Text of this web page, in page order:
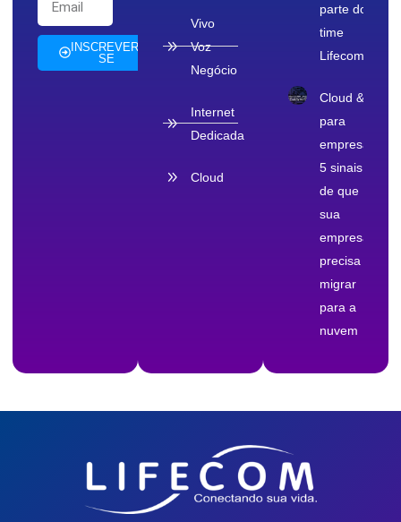
INSCREVER-
SE
Vivo
Voz
Negócio
Internet
Dedicada
Cloud
parte do
time
Lifecom
Cloud & TI
para
empresas:
5 sinais
de que
sua
empresa
precisa
migrar
para a
nuvem